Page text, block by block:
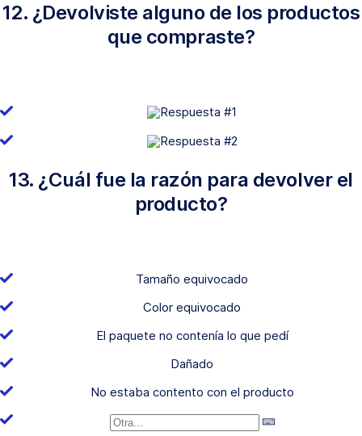
12. ¿Devolviste alguno de los productos
que compraste?
13. ¿Cuál fue la razón para devolver el
producto?
Tamaño equivocado
Color equivocado
El paquete no contenía lo que pedí
Dañado
No estaba contento con el producto